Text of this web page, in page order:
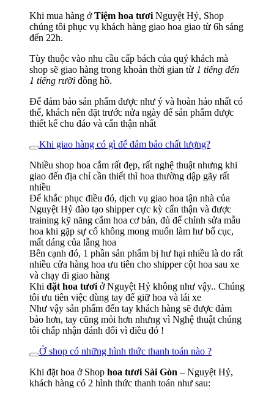
Khi mua hàng ởTiệm hoa tươi Nguyệt Hỷ, Shop
chúng tôi phục vụ khách hàng giao hoa giao từ 6h sáng
đến 22h.
Tùy thuộc vào nhu cầu cấp bách của quý khách mà
shop sẽ giao hàng trong khoản thời gian từ 1 tiếng đến
1 tiếng rưỡi đồng hồ.
Để đảm bảo sản phẩm được như ý và hoàn hảo nhất có
thể, khách nên đặt trước nửa ngày để sản phẩm được
thiết kế chu đáo và cẩn thận nhất
Khi giao hàng có gì để đảm bảo chất lượng?
Nhiều shop hoa cắm rất đẹp, rất nghệ thuật nhưng khi
giao đến địa chỉ cần thiết thì hoa thường dập gãy rất
nhiều
Để khắc phục điều đó, dịch vụ giao hoa tận nhà của
Nguyệt Hỷ đào tạo shipper cực kỳ cẩn thận và được
training kỹ năng cắm hoa cơ bản, đủ để chỉnh sửa mẫu
hoa khi gặp sự cố không mong muốn làm hư bố cục,
mất dáng của lẵng hoa
Bên cạnh đó, 1 phần sản phẩm bị hư hại nhiều là do rất
nhiều cửa hàng hoa ưu tiên cho shipper cột hoa sau xe
và chạy đi giao hàng
Khi đặt hoa tươi ở Nguyệt Hỷ không như vậy.. Chúng
tôi ưu tiên việc dùng tay để giữ hoa và lái xe
Như vậy sản phẩm đến tay khách hàng sẽ được đảm
bảo hơn, tay cũng mỏi hơn nhưng vì Nghệ thuật chúng
tôi chấp nhận đánh đổi vì điều đó !
Ở shop có những hình thức thanh toán nào ?
Khi đặt hoa ở Shop hoa tươi Sài Gòn – Nguyệt Hỷ,
khách hàng có 2 hình thức thanh toán như sau: